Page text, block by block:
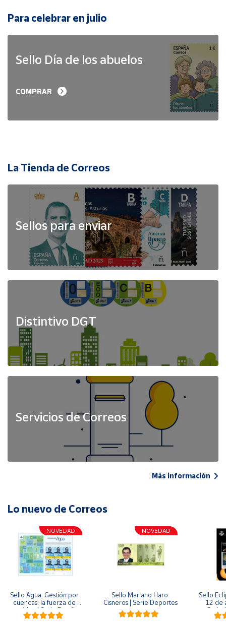
Para celebrar en julio
Sello Día de los abuelos
COMPRAR
La Tienda de Correos
Sellos para enviar
Distintivo DGT
Servicios de Correos
Más información
Lo nuevo de Correos
NOVEDAD
Sello Agua. Gestión por
cuencas: la fuerza de
una idea.| Serie España
ES| Pliego Premium
NOVEDAD
Sello Mariano Haro
Cisneros | Serie Deportes
Sello
12 de
Serie